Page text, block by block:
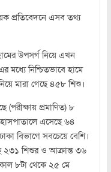
প্রতিবেদনে এসব তথ্য
উপসর্গ নিয়ে এখন
মধ্যে নিশ্চিতভাবে হামে
মারা গেছে ৪৫৮ শিশু।
(পরীক্ষায় প্রমাণিত) ৮
এসেছে ৬৪
বিভাগে সবচেয়ে বেশি।
২৩১ শিশুর ও আক্রান্ত ৩৬
৮টা থেকে ২৫ মে